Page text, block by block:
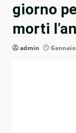
giorno
morti
admin